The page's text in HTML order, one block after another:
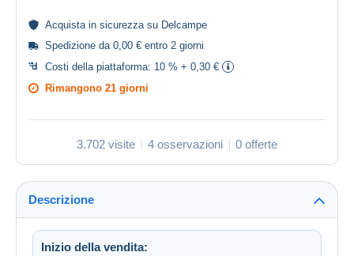
Acquista in sicurezzasu Delcampe
Spedizione da 0,00 € entro 2 giorni
Costi della piattaforma: 10 % + 0,30 €
Rimangono 21 giorni
3.702 visite 4 osservazioni 0 offerte
Descrizione
Inizio della vendita: